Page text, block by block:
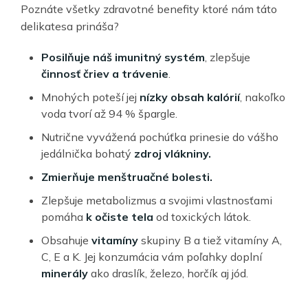
Poznáte všetky zdravotné benefity ktoré nám táto
delikatesa prináša?
Posilňuje náš imunitný systém, zlepšuje
činnosť čriev a trávenie.
Mnohých poteší jej nízky obsah kalórií, nakoľko
voda tvorí až 94 % špargle.
Nutrične vyvážená pochúťka prinesie do vášho
jedálnička bohatý zdroj vlákniny.
Zmierňuje menštruačné bolesti.
Zlepšuje metabolizmus a svojimi vlastnosťami
pomáha k očiste tela od toxických látok.
Obsahuje vitamíny skupiny B a tiež vitamíny A,
C, E a K. Jej konzumácia vám poľahky doplní
minerály ako draslík, železo, horčík aj jód.